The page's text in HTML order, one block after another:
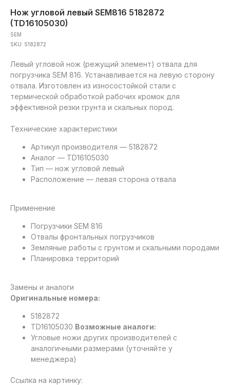
Нож угловой левый SEM816 5182872
(TD16105030)
SEM
SKU: 5182872
Левый угловой нож (режущий элемент) отвала для
погрузчика SEM 816. Устанавливается на левую сторону
отвала. Изготовлен из износостойкой стали с
термической обработкой рабочих кромок для
эффективной резки грунта и скальных пород.
Технические характеристики
Артикул производителя — 5182872
Аналог — TD16105030
Тип — нож угловой левый
Расположение — левая сторона отвала
Применение
Погрузчики SEM 816
Отвалы фронтальных погрузчиков
Земляные работы с грунтом и скальными породами
Планировка территорий
Замены и аналоги
Оригинальные номера:
5182872
TD16105030 Возможные аналоги:
Угловые ножи других производителей с
аналогичными размерами (уточняйте у
менеджера)
Ссылка на картинку: